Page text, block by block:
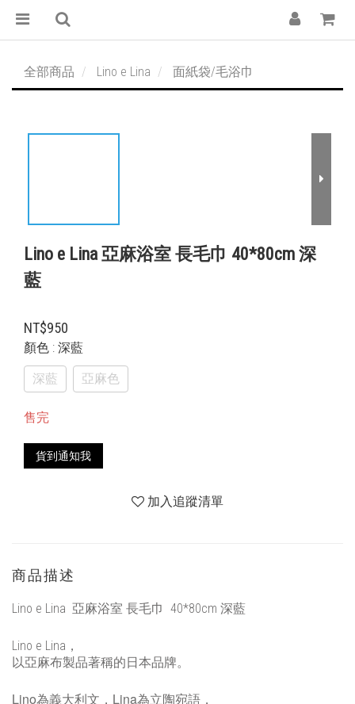
全部商品 Lino e Lina 面紙袋/毛浴巾
Lino e Lina 亞麻浴室 長毛巾 40*80cm 深
藍
NT$950
顏色 : 深藍
深藍 亞麻色
售完
貨到通知我
加入追蹤清單
商品描述
Lino e Lina 亞麻浴室 長毛巾 40*80cm 深藍
Lino e Lina ，
以亞麻布製品著稱的日本品牌。
Lino為義大利文， Lina為立陶宛語，